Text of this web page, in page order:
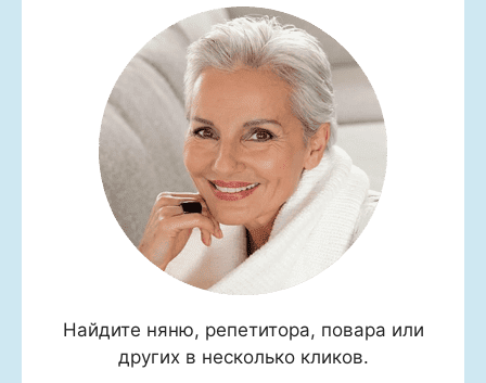
Найдите няню, репетитора, повара или
других в несколько кликов.